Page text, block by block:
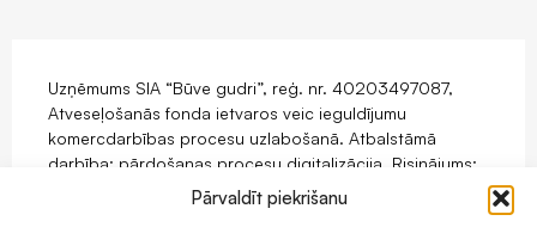
Pārvaldīt piekrišanu
Uzņēmums SIA “Būve gudri”, reģ. nr. 40203497087,
Atveseļošanās fonda ietvaros veic ieguldījumu
komercdarbības procesu uzlabošanā. Atbalstāmā
darbība: pārdošanas procesu digitalizācija. Risinājums:
mājaslapas ar e-komercijas funkcionalitāti izstrāde.
Projekts tiek īstenots ar Eiropas Savienības